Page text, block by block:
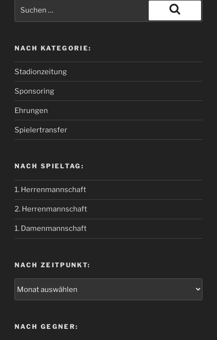
NACH KATEGORIE:
Stadionzeitung
Sponsoring
Ehrungen
Spielertransfer
NACH SPIELTAG:
1. Herrenmannschaft
2. Herrenmannschaft
1. Damenmannschaft
NACH ZEITPUNKT:
NACH GEGNER: